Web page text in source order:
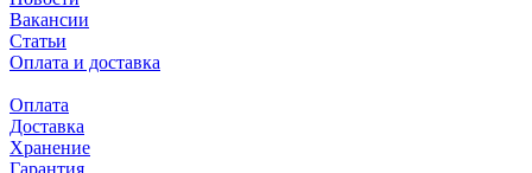
Вакансии
Статьи
Оплата и доставка
Оплата
Доставка
Хранение
Гарантия